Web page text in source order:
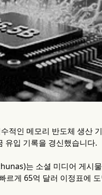
적인 메모리 반도체 생산
유입 기록을 경신했습니다.
는 소셜 미디어 게시
르게 65억 달러 이정표에